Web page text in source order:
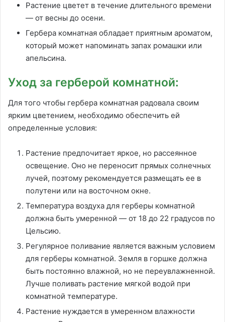
Растение цветет в течение длительного времени
— от весны до осени.
Гербера комнатная обладает приятным ароматом,
который может напоминать запах ромашки или
апельсина.
Уход за герберой комнатной:
Для того чтобы гербера комнатная радовала своим
ярким цветением, необходимо обеспечить ей
определенные условия:
Растение предпочитает яркое, но рассеянное
освещение. Оно не переносит прямых солнечных
лучей, поэтому рекомендуется размещать ее в
полутени или на восточном окне.
Температура воздуха для герберы комнатной
должна быть умеренной — от 18 до 22 градусов по
Цельсию.
Регулярное поливание является важным условием
для герберы комнатной. Земля в горшке должна
быть постоянно влажной, но не переувлажненной.
Лучше поливать растение мягкой водой при
комнатной температуре.
Растение нуждается в умеренном влажности